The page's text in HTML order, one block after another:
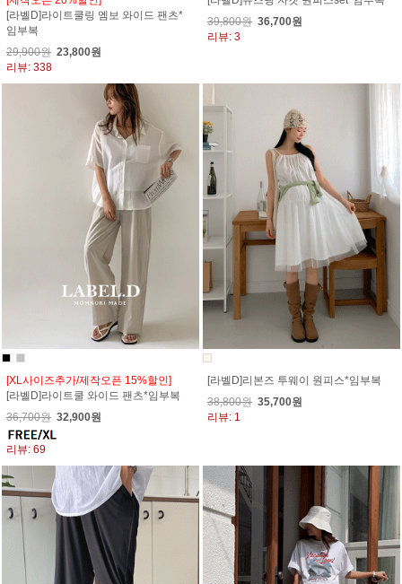
[라벨D]라이트쿨링 엠보 와이드 팬츠*
임부복
29,900원 23,800원
리뷰: 338
39,800원 36,700원
리뷰: 3
[XL사이즈추가/제작오픈 15%할인]
[라벨D]라이트쿨 와이드 팬츠*임부복
36,700원 32,900원
리뷰: 69
[라벨D]리본즈 투웨이 원피스*임부복
38,800원 35,700원
리뷰: 1